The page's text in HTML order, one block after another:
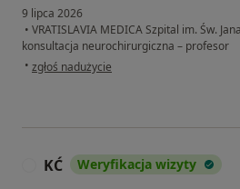
9 lipca 2026
• VRATISLAVIA MEDICA Szpital im. Św.
konsultacja neurochirurgiczna – profesor
• w opinii użytkownika Paweł
zgłoś nadużycie
KĆ Weryfikacja wizyty